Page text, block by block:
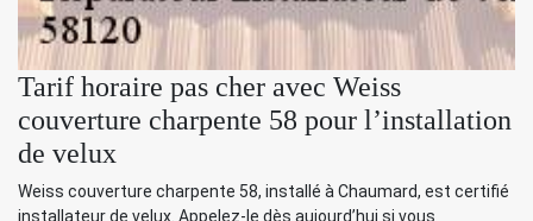
Tarif horaire pas cher avec Weiss
couverture charpente 58 pour l’installation
de velux
Weiss couverture charpente 58, installé à Chaumard, est certifié
installateur de velux. Appelez-le dès aujourd’hui si vous